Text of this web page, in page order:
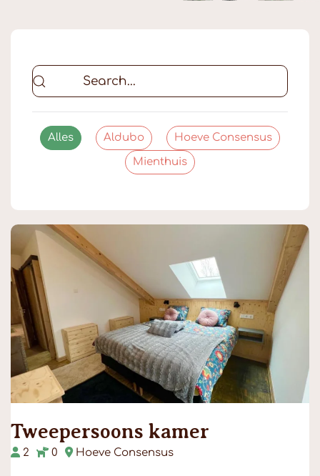
Alles Aldubo
Hoeve Consensus
Mienthuis
Tweepersoons kamer
2 0 Hoeve Consensus